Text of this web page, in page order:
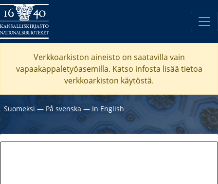
Verkkoarkiston aineisto on saatavilla vain
vapaakappaletyöasemilla. Katso infosta lisää tietoa
verkkoarkiston käytöstä.
Suomeksi ― På svenska ― In English